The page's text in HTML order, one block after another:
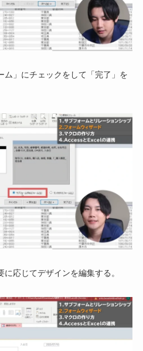
ム」にチェックをして「完了」を
応じてデザインを編集する。